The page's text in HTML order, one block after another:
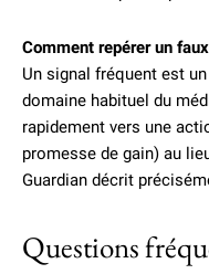
Comment repérer un
Un signal fréquent est
domaine habituel du
rapidement vers une
promesse de gain) au
Guardian décrit
Questions